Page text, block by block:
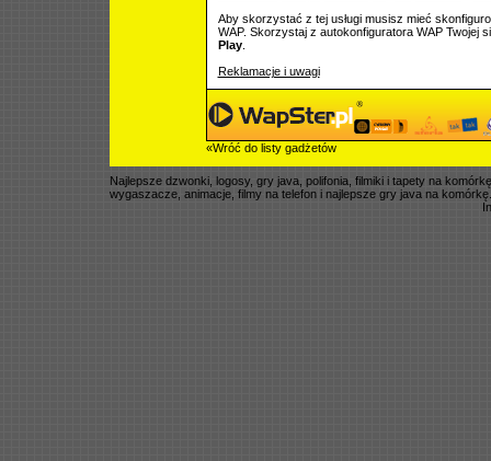
Aby skorzystać z tej usługi musisz mieć
WAP. Skorzystaj z autokonfiguratora WAP Twojej
Play.
Reklamacje i uwagi
«Wróć do listy gadżetów
Najlepsze dzwonki, logosy, gry java, polifonia, filmiki i tapety na
wygaszacze, animacje, filmy na telefon i najlepsze gry java na